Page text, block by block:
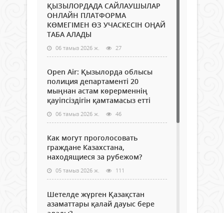
ҚЫЗЫЛОРДАДА САЙЛАУШЫЛАР
ОНЛАЙН ПЛАТФОРМА
КӨМЕГІМЕН ӨЗ УЧАСКЕСІН ОҢАЙ
ТАБА АЛАДЫ
06 тамыз 2026 ж. 27
Open Air: Қызылорда облысы
полиция департаменті 20
мыңнан астам көрерменнің
қауіпсіздігін қамтамасыз етті
06 тамыз 2026 ж. 46
Как могут проголосовать
граждане Казахстана,
находящиеся за рубежом?
05 тамыз 2026 ж. 111
Шетелде жүрген Қазақстан
азаматтары қалай дауыс бере